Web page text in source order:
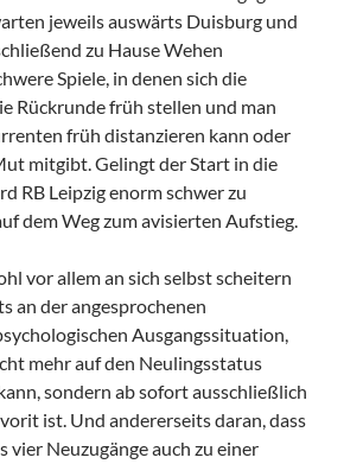
jeweils auswärts Duisburg und
zu Hause Wehen
Spiele, in denen sich die
Rückrunde früh stellen und man
früh distanzieren kann oder
mitgibt. Gelingt der Start in die
RB Leipzig enorm schwer zu
dem Weg zum avisierten Aufstieg.
vor allem an sich selbst scheitern
an der angesprochenen
Ausgangssituation,
mehr auf den Neulingsstatus
sondern ab sofort ausschließlich
ist. Und andererseits daran, dass
vier Neuzugänge auch zu einer